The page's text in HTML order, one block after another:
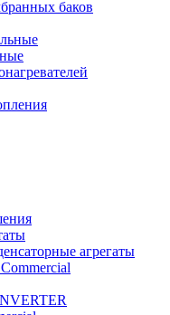
баков
агрегаты